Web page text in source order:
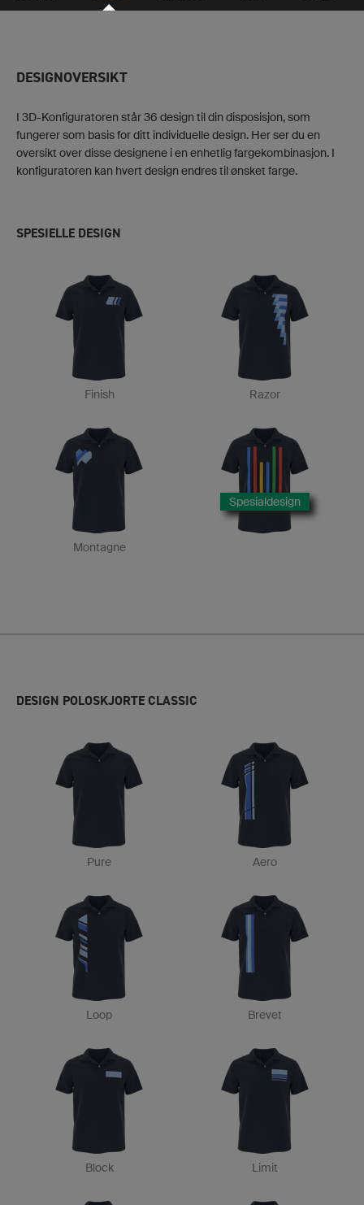
DESIGNOVERSIKT
I 3D-Konfiguratoren står 36 design til din disposisjon, som
fungerer som basis for ditt individuelle design. Her ser du en
oversikt over disse designene i en enhetlig fargekombinasjon. I
konfiguratoren kan hvert design endres til ønsket farge.
SPESIELLE DESIGN
Finish Razor
Montagne
Spesialdesign
DESIGN POLOSKJORTE CLASSIC
Pure Aero
Loop Brevet
Block Limit